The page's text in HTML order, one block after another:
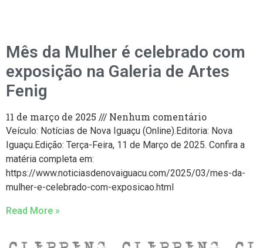
Mês da Mulher é celebrado com
exposição na Galeria de Artes
Fenig
11 de março de 2025 Nenhum comentário
Veículo: Notícias de Nova Iguaçu (Online).Editoria: Nova
Iguaçu.Edição: Terça-Feira, 11 de Março de 2025. Confira a
matéria completa em:
https://www.noticiasdenovaiguacu.com/2025/03/mes-da-
mulher-e-celebrado-com-exposicao.html
Read More »